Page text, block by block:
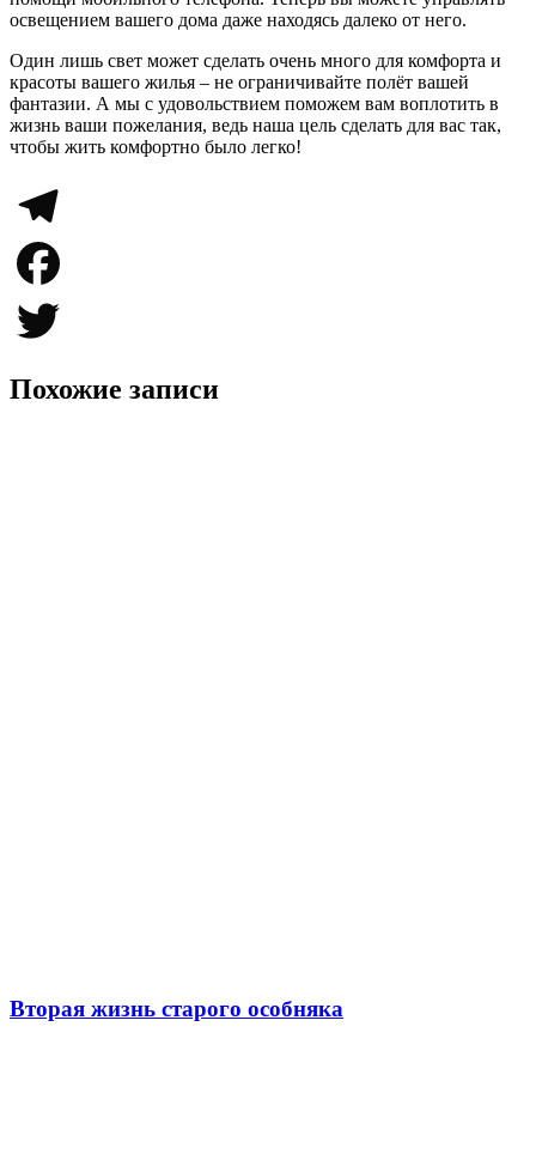
освещением вашего дома даже находясь далеко от него.
Один лишь свет может сделать очень много для комфорта и
красоты вашего жилья – не ограничивайте полёт вашей
фантазии. А мы с удовольствием поможем вам воплотить в
жизнь ваши пожелания, ведь наша цель сделать для вас так,
чтобы жить комфортно было легко!
Telegram
Facebook
Twitter
Похожие записи
Вторая жизнь старого особняка